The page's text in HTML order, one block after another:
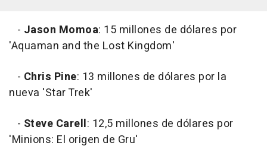
- Jason Momoa: 15 millones de dólares por
'Aquaman and the Lost Kingdom'
- Chris Pine: 13 millones de dólares por la
nueva 'Star Trek'
- Steve Carell: 12,5 millones de dólares por
'Minions: El origen de Gru'